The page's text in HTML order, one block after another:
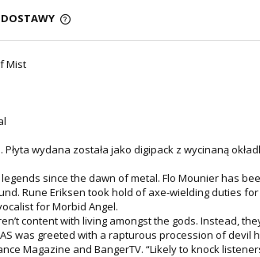
Mist
Płyta wydana została jako digipack z wycinaną
legends since the dawn of metal. Flo Mounier has
Rune Eriksen took hold of axe-wielding duties
for Morbid Angel.
content with living amongst the gods. Instead,
was greeted with a rapturous procession of devil
Magazine and BangerTV. “Likely to knock